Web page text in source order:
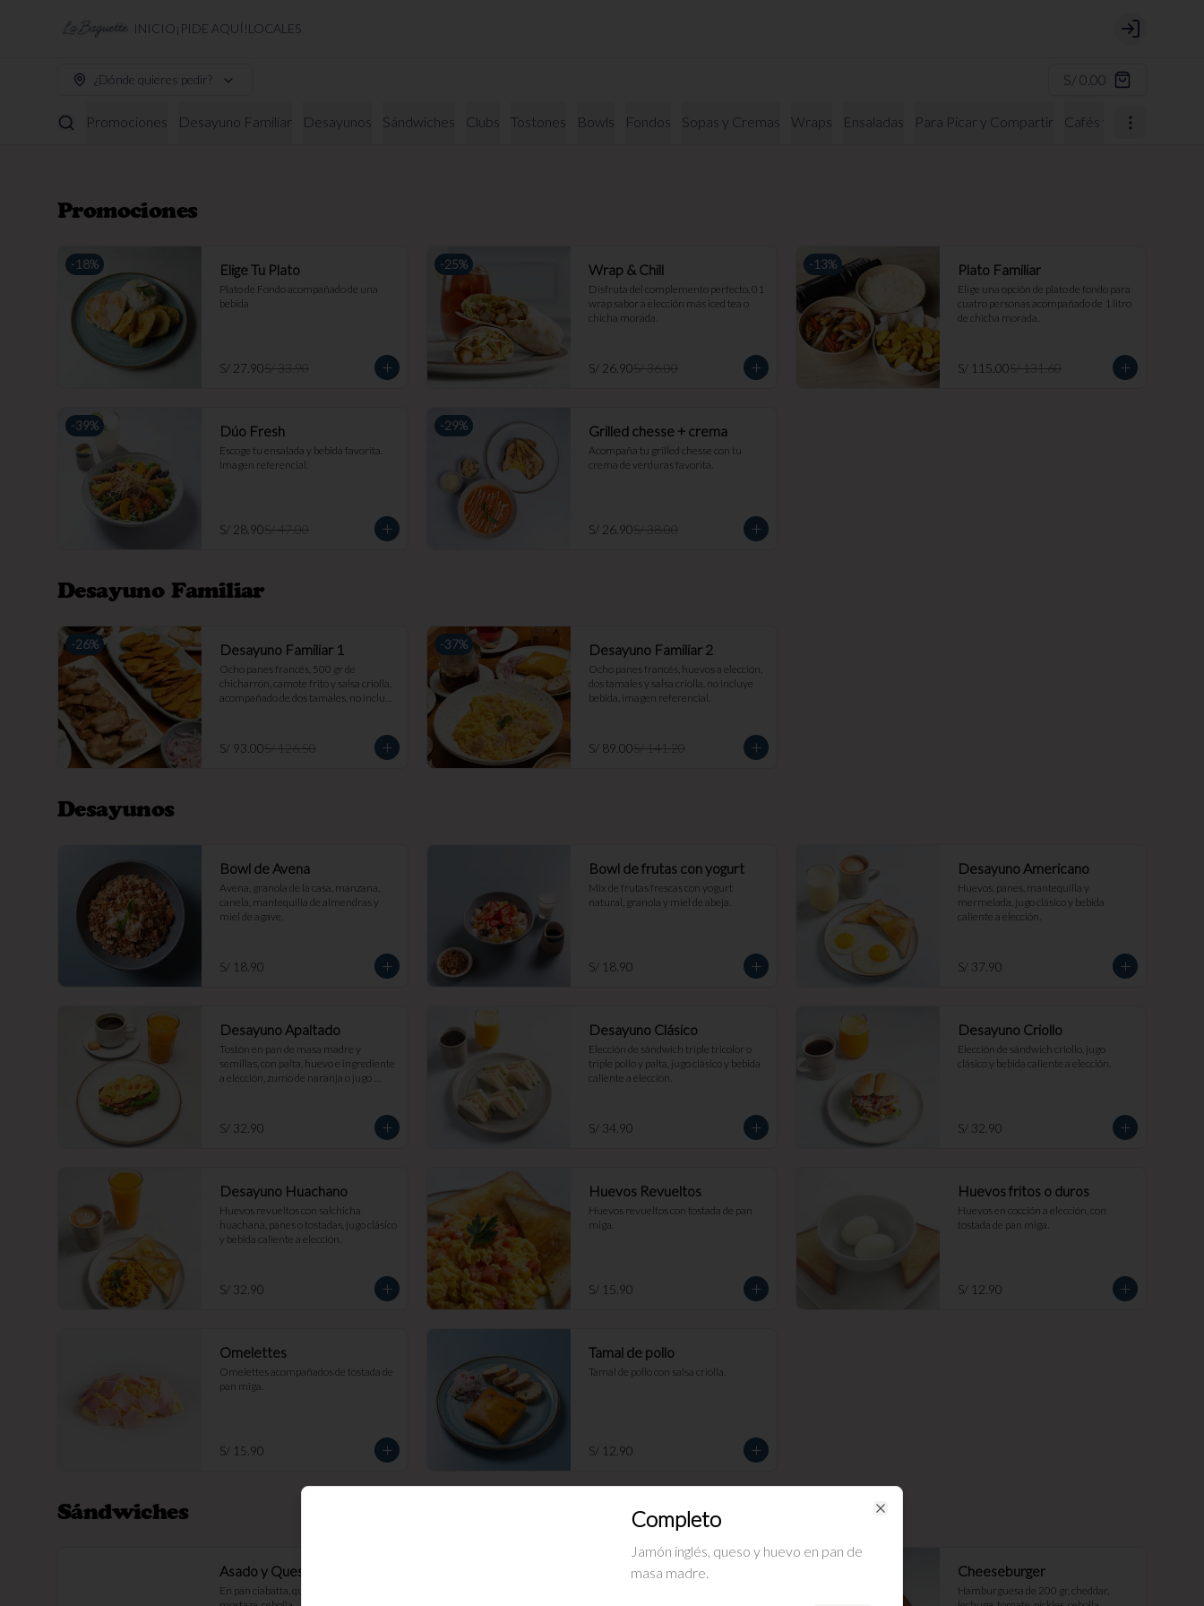
INICIO¡PIDE AQUÍ!LOCALES Login
¿Dónde quieres pedir? S/ 0.00
Promociones Desayuno Familiar Desayunos Sándwiches Clubs Tostones Bowls Fondos Sopas y Cremas Wraps Ensaladas Para Picar y Compartir Cafés y Bebidas
Promociones
-18% Elige Tu Plato
Plato de Fondo acompañado de una
bebida
S/ 27.90S/ 33.90
-25% Wrap & Chill
Disfruta del complemento perfecto, 01
wrap sabor a elección más iced tea o
chicha morada.
S/ 26.90S/ 36.00
-13% Plato Familiar
Elige una opción de plato de fondo para
cuatro personas acompañado de 1 litro
de chicha morada.
S/ 115.00S/ 131.60
-39% Dúo Fresh
Escoge tu ensalada y bebida favorita.
Imagen referencial.
S/ 28.90S/ 47.00
-29% Grilled chesse + crema
Acompaña tu grilled chesse con tu
crema de verduras favorita.
S/ 26.90S/ 38.00
Desayuno Familiar
-26% Desayuno Familiar 1
Ocho panes francés, 500 gr de
chicharrón, camote frito y salsa criolla,
acompañado de dos tamales. no incluye
S/ 93.00S/ 126.50
-37% Desayuno Familiar 2
Ocho panes francés, huevos a elección,
dos tamales y salsa criolla. no incluye
bebida. imagen referencial.
S/ 89.00S/ 141.20
Desayunos
Bowl de Avena
Avena, granola de la casa, manzana,
canela, mantequilla de almendras y
miel de agave.
S/ 18.90
Bowl de frutas con yogurt
Mix de frutas frescas con yogurt
natural, granola y miel de abeja.
S/ 18.90
Desayuno Americano
Huevos, panes, mantequilla y
mermelada, jugo clásico y bebida
caliente a elección.
S/ 37.90
Desayuno Apaltado
Tostón en pan de masa madre y
semillas, con palta, huevo e ingrediente
a elección, zumo de naranja o jugo
S/ 32.90
Desayuno Clásico
Elección de sándwich triple tricolor o
triple pollo y palta, jugo clásico y bebida
caliente a elección.
S/ 34.90
Desayuno Criollo
Elección de sándwich criollo, jugo
clásico y bebida caliente a elección.
S/ 32.90
Desayuno Huachano
Huevos revueltos con salchicha
huachana, panes o tostadas, jugo clásico
y bebida caliente a elección.
S/ 32.90
Huevos Revueltos
Huevos revueltos con tostada de pan
miga.
S/ 15.90
Huevos fritos o duros
Huevos en cocción a elección, con
tostada de pan miga.
S/ 12.90
Omelettes
Omelettes acompañados de tostada de
pan miga.
S/ 15.90
Tamal de pollo
Tamal de pollo con salsa criolla.
S/ 12.90
Sándwiches
Asado y Queso
En pan ciabatta, queso, mayonesa,
Butifarra Cheeseburger
Hamburguesa de 200 gr, cheddar,
Completo
Jamón inglés, queso y huevo en pan de
masa madre.